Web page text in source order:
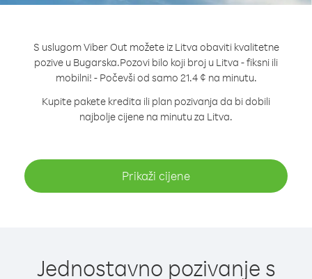
S uslugom Viber Out možete iz Litva obaviti kvalitetne
pozive u Bugarska.Pozovi bilo koji broj u Litva - fiksni ili
mobilni! - Počevši od samo 21.4 ¢ na minutu.
Kupite pakete kredita ili plan pozivanja da bi dobili
najbolje cijene na minutu za Litva.
Prikaži cijene
Jednostavno pozivanje s